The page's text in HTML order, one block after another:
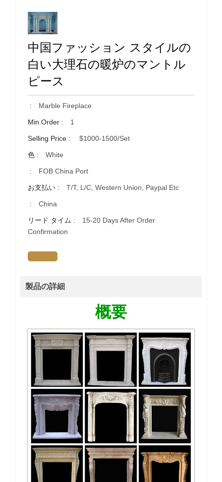
中国ファッション スタイルの
白い大理石の暖炉のマントル
ピース
: Marble Fireplace
Min.Order : 1
Selling Price : $1000-1500/set
色 : White
: FOB China Port
お支払い : T/T, L/C, Western Union, Paypal Etc
: China
リード タイム :
15-20 Days After Order
Confirmation
製品の詳細
概要